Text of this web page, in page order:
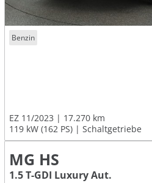
Benzin
EZ 11/2023
17.270 km
119 kW (162 PS)
Schaltgetriebe
MG HS
1.5 T-GDI Luxury Aut.